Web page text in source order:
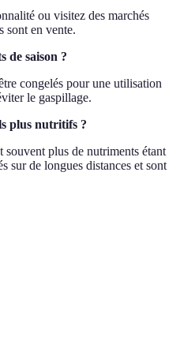
ou visitez des marchés
sont en vente.
de saison ?
congelés pour une utilisation
le gaspillage.
plus nutritifs ?
plus de nutriments étant
sur de longues distances et sont